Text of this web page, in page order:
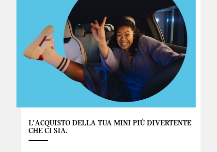
L'ACQUISTO DELLA TUA MINI PIÙ DIVERTENTE
CHE CI SIA.